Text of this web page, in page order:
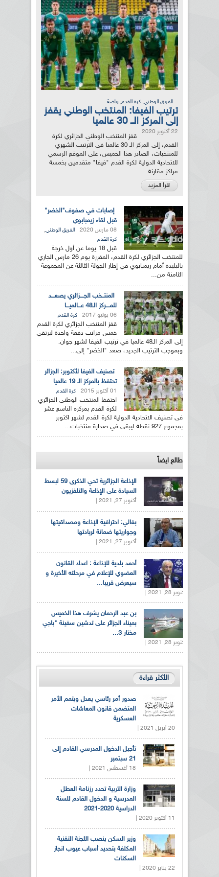
الفريق الوطني, كرة القدم, رياضة
ترتيب الفيفا: المنتخب الوطني يقفز
إلى المركز الــ 30 عالميا
22 أكتوبر 2020
قفز المنتخب الوطني الجزائري لكرة
القدم، إلى المركز الـ 30 عالميا في الترتيب الشهري
للمنتخبات، الصادر هذا الخميس، على الموقع الرسمي
للاتحادية الدولية لكرة القدم "فيفا" متقدمين بخمسة
مراكز مقارنة...
اقرأ المزيد
إصابات في صفوف"الخضر"
قبل لقاء زيمبابوي
08 مارس 2020 الفريق الوطني,
كرة القدم
قبل 18 يوما عن أول خرجة
للمنتخب الجزائري لكرة القدم، المقررة يوم 26 مارس الجاري
بالبليدة أمام زيمبابوي في إطار الجولة الثالثة عن المجموعة
الثامنة من...
المنتــخب الجــــزائري يصعـــد
للمــــركز الـ48 عـــالميـــا
06 يوليو 2017 كرة القدم
قفز المنتخب الجزائري لكرة القدم
خمس مراتب دفعة واحدة ليرتقي
إلى المركز الـ48 عالميا في ترتيب الفيفا لشهر جوان.
وبموجب الترتيب الجديد، صعد "الخضر" إلى...
تصنيف الفيفا لأكتوبر: الجزائر
تحتفظ بالمركز الـ 19 عالميا
01 أكتوبر 2015 كرة القدم
احتفظ المنتخب الوطني الجزائري
لكرة القدم بمركزه التاسع عشر
فى تصنيف الاتحادية الدولية لكرة القدم لشهر اكتوبر
بمجموع 927 نقطة ليبقى في صدارة منتخبات...
طالع ايضاً
الإذاعة الجزائرية تحي الذكرى 59 لبسط
السيادة على الإذاعة والتلفزيون
أكتوبر 27, 2021 |
بغالي: احترافية الإذاعة ومصداقيتها
وجواريتها ضمانة لريادتها
أكتوبر 27, 2021 |
أحمد بلدية للإذاعة : اعداد القانون
العضوي للإعلام في مرحلته الأخيرة و
سيعرض قريبا...
أكتوبر 28, 2021 |
بن عبد الرحمان يشرف هذا الخميس
بميناء الجزائر على تدشين سفينة "باجي
مختار 3...
أكتوبر 28, 2021 |
الأكثر قراءة
صدور أمر رئاسي يعدل ويتمم الأمر
المتضمن قانون المعاشات
العسكرية
20 أبريل 2021 |
تأجيل الدخول المدرسي القادم إلى
21 سبتمبر
18 أغسطس 2021 |
وزارة التربية تحدد رزنامة العطل
المدرسية و الدخول القادم للسنة
الدراسية 2020-2021
11 أكتوبر 2020 |
وزير السكن ينصب اللجنة التقنية
المكلفة بتحديد أسباب عيوب انجاز
السكنات
22 يناير 2020 |